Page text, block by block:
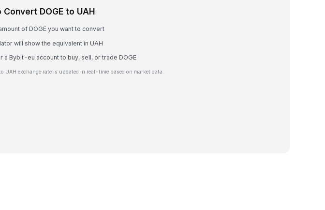
Convert DOGE to UAH
of DOGE you want to convert
will show the equivalent in UAH
a Bybit-eu account to buy, sell, or trade DOGE
UAH exchange rate is updated in real-time based on market data.